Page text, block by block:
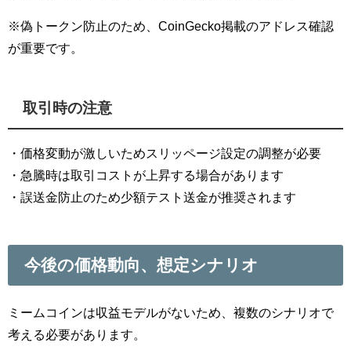
※偽トークン防止のため、CoinGecko掲載のアドレス確認
が重要です。
取引時の注意
・価格変動が激しいためスリッページ設定の調整が必要
・急騰時は取引コストが上昇する場合があります
・誤送金防止のため少額テスト送金が推奨されます
今後の価格動向、想定シナリオ
ミームコインは収益モデルがないため、複数のシナリオで
考える必要があります。